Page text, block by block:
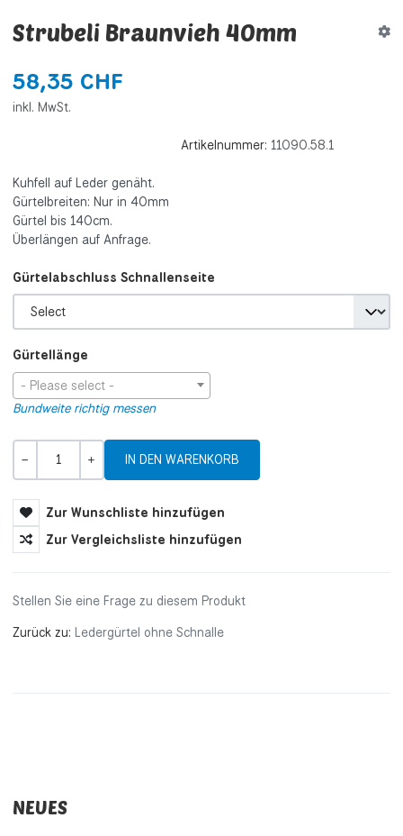
Strubeli Braunvieh 40mm
58,35 CHF
inkl. MwSt.
Artikelnummer: 11090.58.1
Kuhfell auf Leder genäht.
Gürtelbreiten: Nur in 40mm
Gürtel bis 140cm.
Überlängen auf Anfrage.
Gürtelabschluss Schnallenseite
Gürtellänge
- Please select -
Bundweite richtig messen
Zur Wunschliste hinzufügen
Zur Vergleichsliste hinzufügen
Stellen Sie eine Frage zu diesem Produkt
Zurück zu: Ledergürtel ohne Schnalle
NEUES